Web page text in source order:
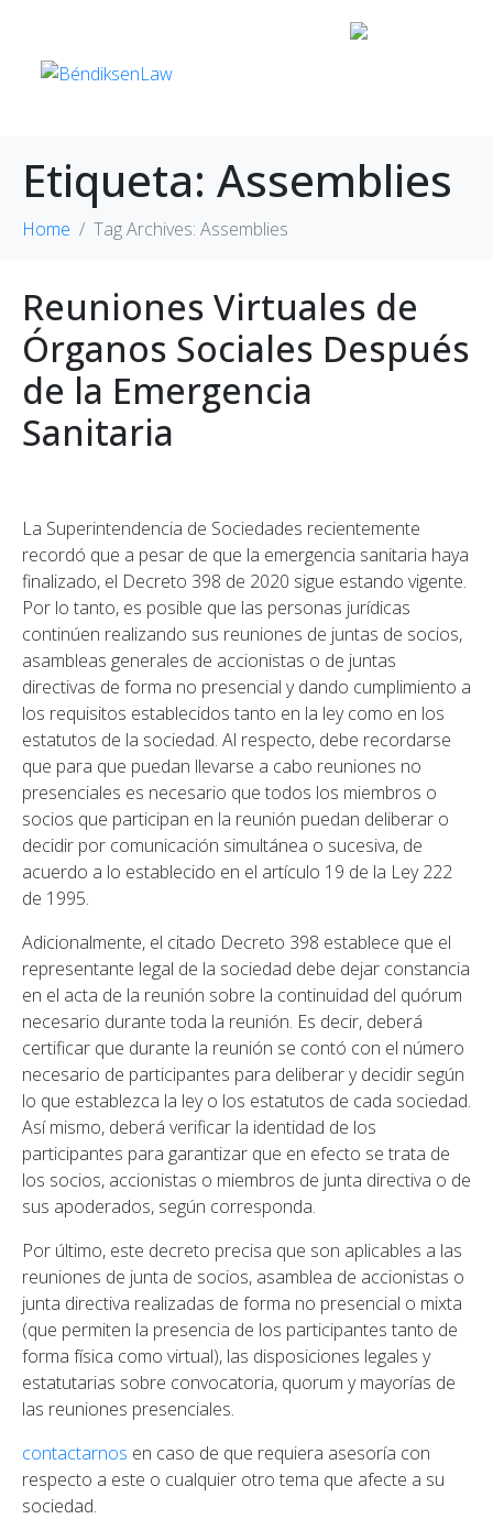
Etiqueta: Assemblies
Home Tag Archives: Assemblies
Reuniones Virtuales de
Órganos Sociales Después
de la Emergencia
Sanitaria
La Superintendencia de Sociedades recientemente
recordó que a pesar de que la emergencia sanitaria haya
finalizado, el Decreto 398 de 2020 sigue estando vigente.
Por lo tanto, es posible que las personas jurídicas
continúen realizando sus reuniones de juntas de socios,
asambleas generales de accionistas o de juntas
directivas de forma no presencial y dando cumplimiento a
los requisitos establecidos tanto en la ley como en los
estatutos de la sociedad. Al respecto, debe recordarse
que para que puedan llevarse a cabo reuniones no
presenciales es necesario que todos los miembros o
socios que participan en la reunión puedan deliberar o
decidir por comunicación simultánea o sucesiva, de
acuerdo a lo establecido en el artículo 19 de la Ley 222
de 1995.
Adicionalmente, el citado Decreto 398 establece que el
representante legal de la sociedad debe dejar constancia
en el acta de la reunión sobre la continuidad del quórum
necesario durante toda la reunión. Es decir, deberá
certificar que durante la reunión se contó con el número
necesario de participantes para deliberar y decidir según
lo que establezca la ley o los estatutos de cada sociedad.
Así mismo, deberá verificar la identidad de los
participantes para garantizar que en efecto se trata de
los socios, accionistas o miembros de junta directiva o de
sus apoderados, según corresponda.
Por último, este decreto precisa que son aplicables a las
reuniones de junta de socios, asamblea de accionistas o
junta directiva realizadas de forma no presencial o mixta
(que permiten la presencia de los participantes tanto de
forma física como virtual), las disposiciones legales y
estatutarias sobre convocatoria, quorum y mayorías de
las reuniones presenciales.
contactarnos en caso de que requiera asesoría con
respecto a este o cualquier otro tema que afecte a su
sociedad.